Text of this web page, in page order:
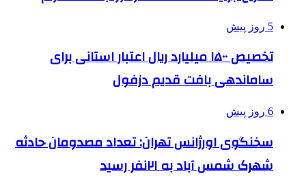
5 روز پیش
تخصیص ۱۵۰۰ میلیارد ریال اعتبار استانی برای
ساماندهی بافت قدیم دزفول
6 روز پیش
سخنگوی اورژانس تهران: تعداد مصدومان حادثه
شهرک شمس آباد به ۲۱نفر رسید